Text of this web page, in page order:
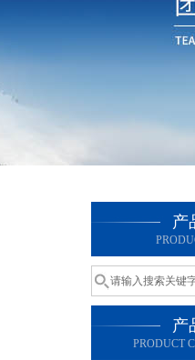
产
产
PRODUCT